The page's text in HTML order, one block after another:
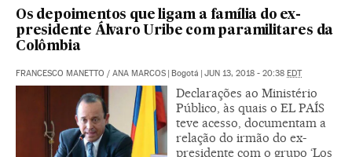
Os depoimentos que ligam a família do ex-
presidente Álvaro Uribe com paramilitares da
Colômbia
FRANCESCO MANETTO / ANA MARCOS | Bogotá | JUN 13, 2018 - 20:38 EDT
Declarações ao Ministério
Público, às quais o EL PAÍS
teve acesso, documentam a
relação do irmão do ex-
presidente com o grupo ‘Los